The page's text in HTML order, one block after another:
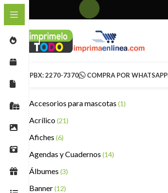
PBX: 2270-7370 COMPRA POR WHATSAPP
Accesorios para mascotas (1)
Acrílico(21)
Afiches (6)
Agendas y Cuadernos (14)
Álbumes (3)
Banner(12)